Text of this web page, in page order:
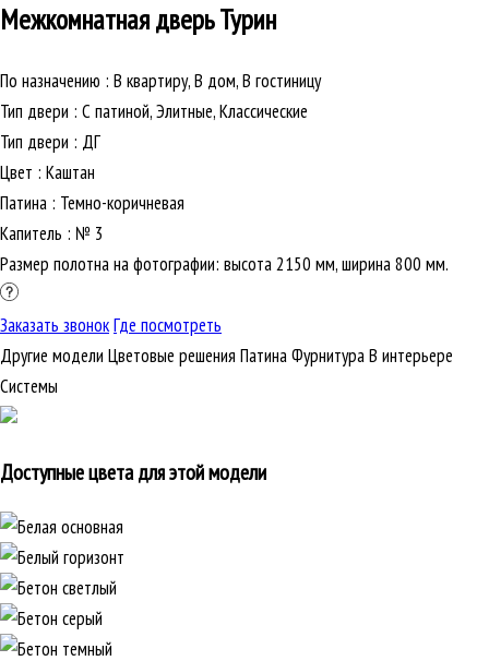
Межкомнатная дверьТурин
По назначению : В квартиру, В дом, В гостиницу
Тип двери : С патиной, Элитные, Классические
Тип двери : ДГ
Цвет : Каштан
Патина : Темно-коричневая
Капитель : № 3
Размер полотна на фотографии: высота 2150 мм, ширина 800 мм.
Заказать звонокГде посмотреть
Другие модели Цветовые решения ПатинаФурнитураВ интерьере
Cистемы
Доступные цвета для этой модели